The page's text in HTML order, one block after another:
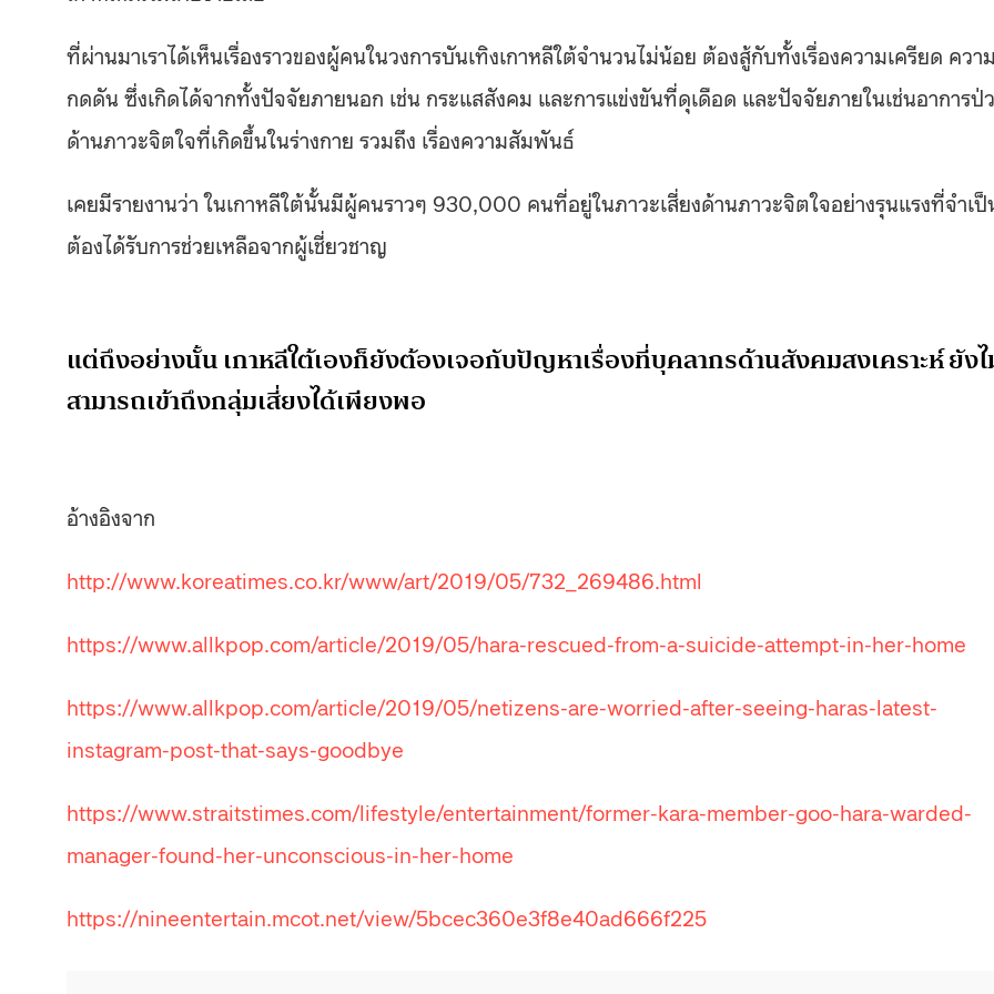
ที่ผ่านมาเราได้เห็นเรื่องราวของผู้คนในวงการบันเทิงเกาหลีใต้จำนวนไม่น้อย ต้องสู้กับทั้งเรื่องความเครียด ความ
กดดัน ซึ่งเกิดได้จากทั้งปัจจัยภายนอก เช่น กระแสสังคม และการแข่งขันที่ดุเดือด และปัจจัยภายในเช่นอาการป่
ด้านภาวะจิตใจที่เกิดขึ้นในร่างกาย รวมถึง เรื่องความสัมพันธ์
เคยมีรายงานว่า ในเกาหลีใต้นั้นมีผู้คนราวๆ 930,000 คนที่อยู่ในภาวะเสี่ยงด้านภาวะจิตใจอย่างรุนแรงที่จำเป็
ต้องได้รับการช่วยเหลือจากผู้เชี่ยวชาญ
แต่ถึงอย่างนั้น เกาหลีใต้เองก็ยังต้องเจอกับปัญหาเรื่องที่บุคลากรด้านสังคมสงเคราะห์ ยัง
สามารถเข้าถึงกลุ่มเสี่ยงได้เพียงพอ
อ้างอิงจาก
http://www.koreatimes.co.kr/www/art/2019/05/732_269486.html
https://www.allkpop.com/article/2019/05/hara-rescued-from-a-suicide-attempt-in-her-home
https://www.allkpop.com/article/2019/05/netizens-are-worried-after-seeing-haras-latest-
instagram-post-that-says-goodbye
https://www.straitstimes.com/lifestyle/entertainment/former-kara-member-goo-hara-warded-
manager-found-her-unconscious-in-her-home
https://nineentertain.mcot.net/view/5bcec360e3f8e40ad666f225